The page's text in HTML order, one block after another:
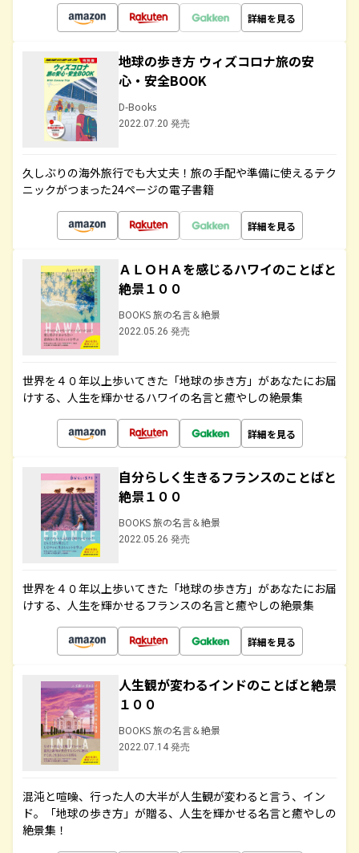
詳細を見る
地球の歩き方 ウィズコロナ旅の安
心・安全BOOK
D-Books
2022.07.20 発売
久しぶりの海外旅行でも大丈夫！旅の手配や準備に使えるテク
ニックがつまった24ページの電子書籍
詳細を見る
ＡＬＯＨＡを感じるハワイのことばと
絶景１００
BOOKS 旅の名言＆絶景
2022.05.26 発売
世界を４０年以上歩いてきた「地球の歩き方」があなたにお届
けする、人生を輝かせるハワイの名言と癒やしの絶景集
詳細を見る
自分らしく生きるフランスのことばと
絶景１００
BOOKS 旅の名言＆絶景
2022.05.26 発売
世界を４０年以上歩いてきた「地球の歩き方」があなたにお届
けする、人生を輝かせるフランスの名言と癒やしの絶景集
詳細を見る
人生観が変わるインドのことばと絶景
１００
BOOKS 旅の名言＆絶景
2022.07.14 発売
混沌と喧噪、行った人の大半が人生観が変わると言う、イン
ド。「地球の歩き方」が贈る、人生を輝かせる名言と癒やしの
絶景集！